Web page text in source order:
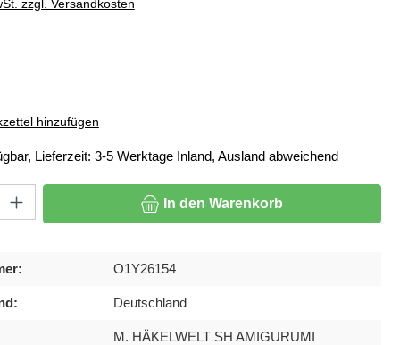
zzgl. Versandkosten
hinzufügen
Lieferzeit: 3-5 Werktage Inland, Ausland abweichend
Gib den gewünschten Wert ein oder benutze die Schaltflächen um
In den Warenkorb
O1Y26154
Deutschland
M. HÄKELWELT SH AMIGURUMI